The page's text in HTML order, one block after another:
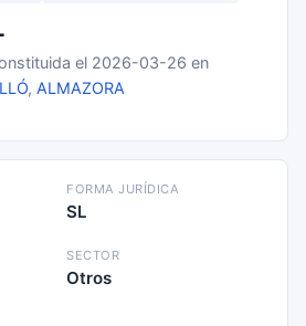
el 2026-03-26 en
, ALMAZORA
FORMA JURÍDICA
SL
SECTOR
Otros